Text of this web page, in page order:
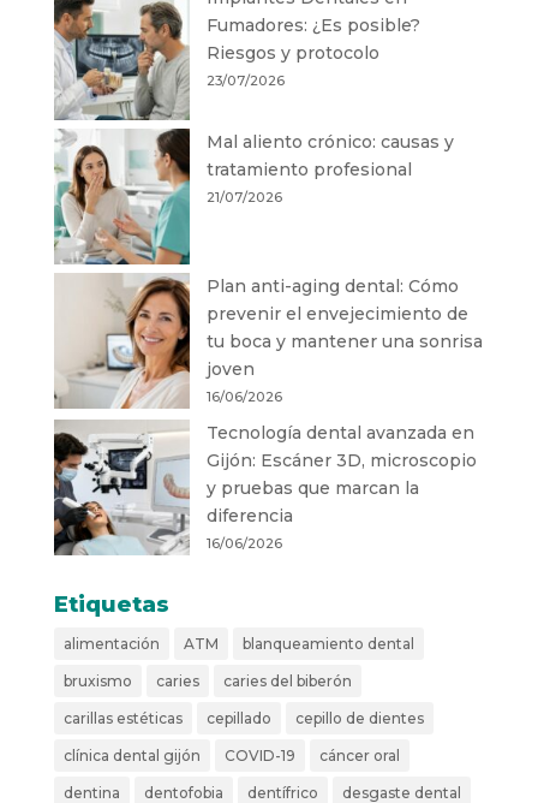
Fumadores: ¿Es posible?
Riesgos y protocolo
23/07/2026
Mal aliento crónico: causas y
tratamiento profesional
21/07/2026
Plan anti-aging dental: Cómo
prevenir el envejecimiento de
tu boca y mantener una sonrisa
joven
16/06/2026
Tecnología dental avanzada en
Gijón: Escáner 3D, microscopio
y pruebas que marcan la
diferencia
16/06/2026
Etiquetas
alimentación ATM blanqueamiento dental
bruxismo caries caries del biberón
carillas estéticas cepillado cepillo de dientes
clínica dental gijón COVID-19 cáncer oral
dentina dentofobia dentífrico desgaste dental